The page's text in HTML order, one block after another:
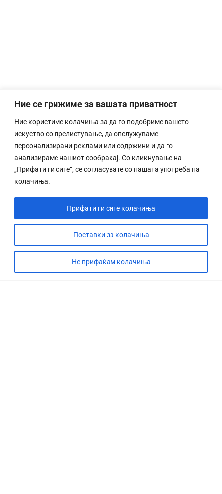
Ние се грижиме за вашата приватност
Ние користиме колачиња за да го подобриме вашето
искуство со прелистување, да опслужуваме
персонализирани реклами или содржини и да го
анализираме нашиот сообраќај. Со кликнување на
„Прифати ги сите“, се согласувате со нашата употреба на
колачиња.
Поставки за колачиња
Не прифаќам колачиња
Прифати ги сите колачиња